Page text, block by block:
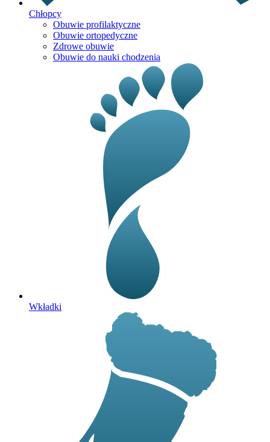
Chłopcy
Obuwie profilaktyczne
Obuwie ortopedyczne
Zdrowe obuwie
Obuwie do nauki chodzenia
Wkładki